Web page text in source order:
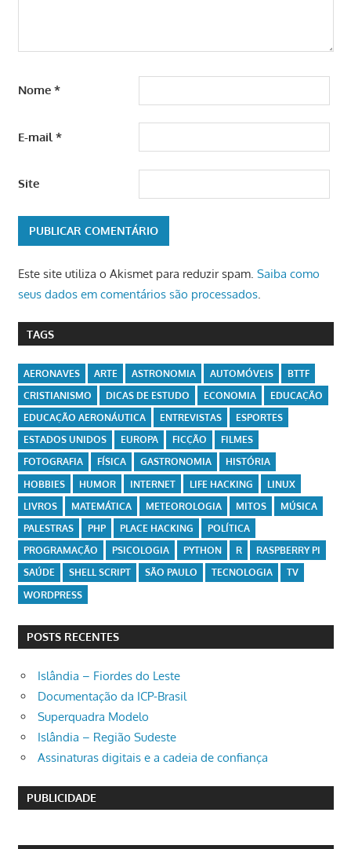
Nome *
E-mail *
Site
Este site utiliza o Akismet para reduzir spam. Saiba como
seus dados em comentários são processados.
TAGS
AERONAVES ARTE ASTRONOMIA AUTOMÓVEIS
BTTF
CRISTIANISMO
DICAS DE ESTUDO ECONOMIA
EDUCAÇÃO
EDUCAÇÃO AERONÁUTICA
ENTREVISTAS
ESPORTES
ESTADOS UNIDOS
EUROPA FICÇÃO
FILMES
FOTOGRAFIA
FÍSICA GASTRONOMIA
HISTÓRIA
HOBBIES
HUMOR INTERNET LIFE HACKING
LINUX
LIVROS
MATEMÁTICA METEOROLOGIA MITOS
MÚSICA
PALESTRAS
PHP PLACE HACKING
POLÍTICA
PROGRAMAÇÃO
PSICOLOGIA PYTHON R
RASPBERRY PI
SAÚDE
SHELL SCRIPT SÃO PAULO TECNOLOGIA
TV
WORDPRESS
POSTS RECENTES
Islândia – Fiordes do Leste
Documentação da ICP-Brasil
Superquadra Modelo
Islândia – Região Sudeste
Assinaturas digitais e a cadeia de confiança
PUBLICIDADE